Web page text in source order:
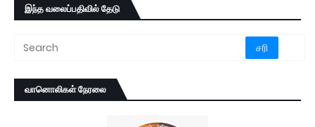
இந்த வலைப்பதிவில் தேடு
வானொலிகள் நேரலை